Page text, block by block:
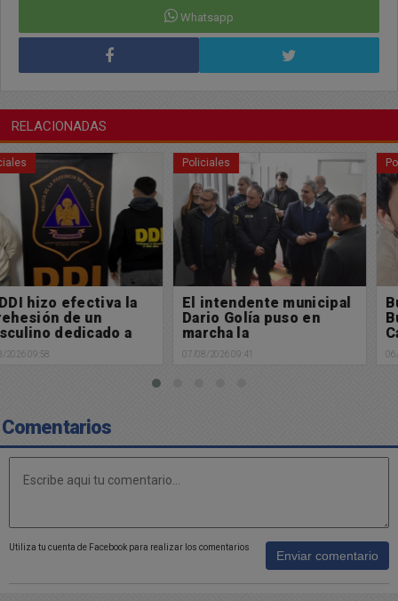
Whatsapp
RELACIONADAS
Policiales
El intendente municipal
Dario Golía puso en
marcha la
Subdelegación de
Policía Científica en
07/08/2026 09:41
Policiales
Búsqueda de paradero:
Buscamos a Manuel
Cabral
06/08/2026 13:29
Comentarios
Utiliza tu cuenta de Facebook para realizar los comentarios
Enviar comentario